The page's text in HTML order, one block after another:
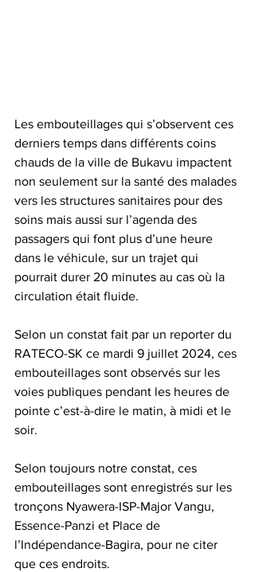
Les embouteillages qui s’observent ces
derniers temps dans différents coins
chauds de la ville de Bukavu impactent
non seulement sur la santé des malades
vers les structures sanitaires pour des
soins mais aussi sur l’agenda des
passagers qui font plus d’une heure
dans le véhicule, sur un trajet qui
pourrait durer 20 minutes au cas où la
circulation était fluide.
Selon un constat fait par un reporter du
RATECO-SK ce mardi 9 juillet 2024, ces
embouteillages sont observés sur les
voies publiques pendant les heures de
pointe c’est-à-dire le matin, à midi et le
soir.
Selon toujours notre constat, ces
embouteillages sont enregistrés sur les
tronçons Nyawera-ISP-Major Vangu,
Essence-Panzi et Place de
l’Indépendance-Bagira, pour ne citer
que ces endroits.